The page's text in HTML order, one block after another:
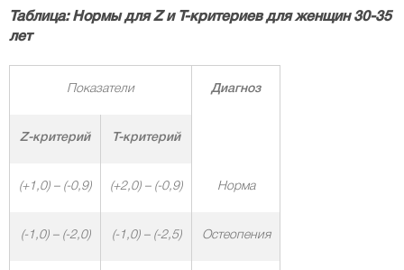
Таблица: Нормы для Z и Т-критериев для женщин 30-35
лет
Показатели Диагноз
Z-критерий Т-критерий
(+1,0) – (-0,9) (+2,0) – (-0,9) Норма
(-1,0) – (-2,0) (-1,0) – (-2,5) Остеопения